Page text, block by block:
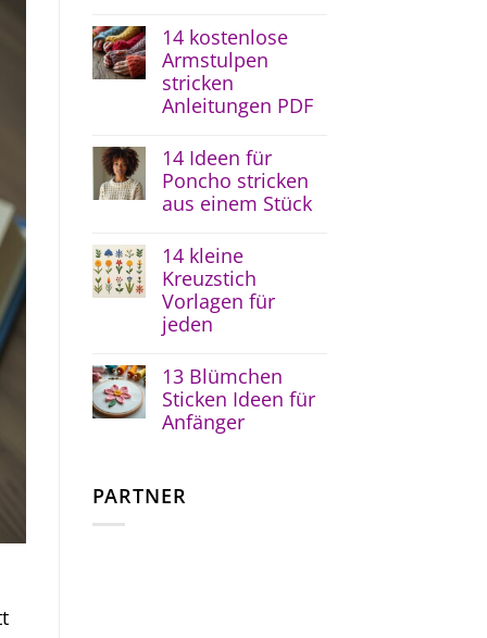
14 kostenlose
Armstulpen
stricken
Anleitungen PDF
14 Ideen für
Poncho stricken
aus einem Stück
14 kleine
Kreuzstich
Vorlagen für
jeden
13 Blümchen
Sticken Ideen für
Anfänger
PARTNER